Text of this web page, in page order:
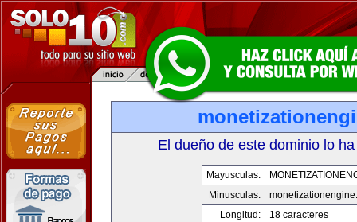
El dueño de este dominio lo
Mayusculas:
Minusculas:
Longitud:
18 caracteres